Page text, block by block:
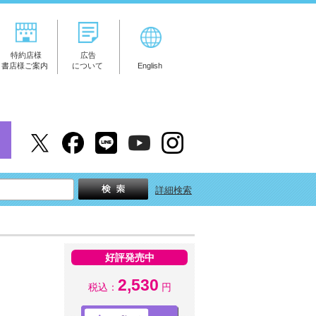
特約店様
書店様ご案内
広告
について
English
詳細検索
好評発売中
税込： 2,530 円